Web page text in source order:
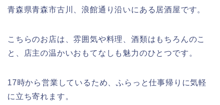
青森県青森市古川、浪館通り沿いにある居酒屋です。
こちらのお店は、雰囲気や料理、酒類はもちろんのこ
と、店主の温かいおもてなしも魅力のひとつです。
17時から営業しているため、ふらっと仕事帰りに気軽
に立ち寄れます。